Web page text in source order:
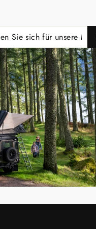
MELDEN
SIE
FÜR
UNSERE
AN